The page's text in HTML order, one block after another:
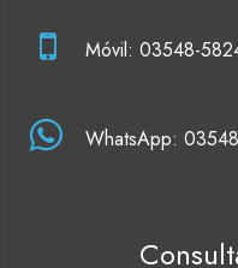
Móvil: 03548-
WhatsApp: